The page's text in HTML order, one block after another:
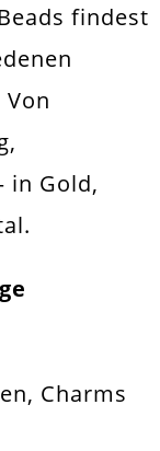
findest
in Gold,
Charms